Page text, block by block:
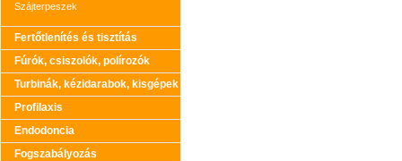
Szájterpeszek
Fertőtlenítés és tisztítás
Fúrók, csiszolók, polírozók
Turbinák, kézidarabok, kisgépek
Profilaxis
Endodoncia
Fogszabályozás